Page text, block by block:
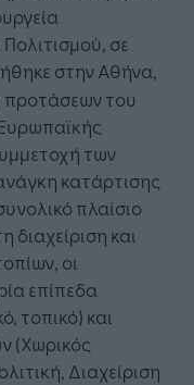
σε
στην Αθήνα,
του
των
κατάρτισης
πλαίσιο
διαχείριση και
οι
επίπεδα
τοπικό) και
(Χωρικός
Διαχείριση